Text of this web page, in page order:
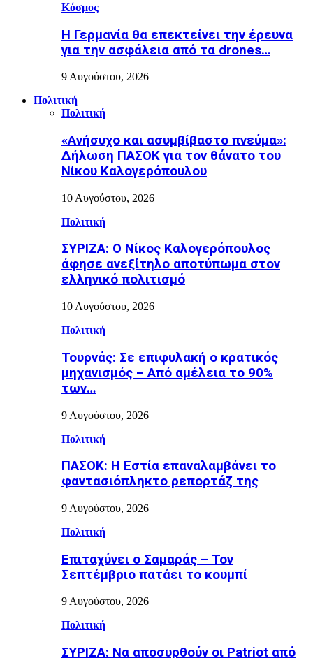
Κόσμος
Η Γερμανία θα επεκτείνει την έρευνα
για την ασφάλεια από τα drones…
9 Αυγούστου, 2026
Πολιτική
Πολιτική
«Ανήσυχο και ασυμβίβαστο πνεύμα»:
Δήλωση ΠΑΣΟΚ για τον θάνατο του
Νίκου Καλογερόπουλου
10 Αυγούστου, 2026
Πολιτική
ΣΥΡΙΖΑ: Ο Νίκος Καλογερόπουλος
άφησε ανεξίτηλο αποτύπωμα στον
ελληνικό πολιτισμό
10 Αυγούστου, 2026
Πολιτική
Τουρνάς: Σε επιφυλακή ο κρατικός
μηχανισμός – Από αμέλεια το 90%
των…
9 Αυγούστου, 2026
Πολιτική
ΠΑΣΟΚ: Η Εστία επαναλαμβάνει το
φαντασιόπληκτο ρεπορτάζ της
9 Αυγούστου, 2026
Πολιτική
Επιταχύνει ο Σαμαράς – Τον
Σεπτέμβριο πατάει το κουμπί
9 Αυγούστου, 2026
Πολιτική
ΣΥΡΙΖΑ: Να αποσυρθούν οι Patriot από